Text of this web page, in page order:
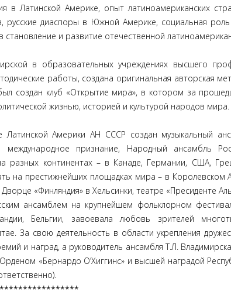
в Латинской Америке, опыт латиноамериканских
диаспоры в Южной Америке, социальная роль
становление и развитие отечественной
в образовательных учреждениях высшего
работы, создана оригинальная авторская
создан клуб «Открытие мира», в котором за
жизнью, историей и культурой народов мира.
Америки АН СССР создан музыкальный
международное признание, Народный ансамбль
разных континентах – в Канаде, Германии, США,
на престижнейших площадках мира – в Королевском
«Финляндия» в Хельсинки, театре «Пресиденте
ансамблем на крупнейшем фольклорном
Бельгии, завоевала любовь зрителей
За свою деятельность в области укрепления
и наград, а руководитель ансамбля Т.Л.
«Бернардо О’Хиггинс» и высшей наградой